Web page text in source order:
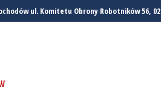
ul. Komitetu Obrony Robotników 56,
O ZWIĄZKU